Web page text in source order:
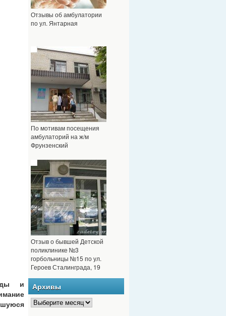
и
Отзывы об амбулатории
по ул. Янтарная
По мотивам посещения
амбулаторий на ж/м
Фрунзенский
Отзыв о бывшей Детской
поликлинике №3
горбольницы №15 по ул.
Героев Сталинграда, 19
Архивы